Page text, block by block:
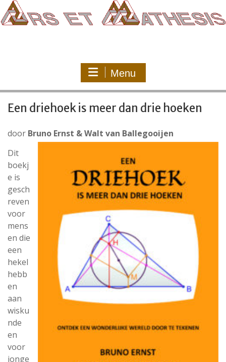
naar
de
Menu
Een driehoek is meer dan drie hoeken
door Bruno Ernst & Walt van Ballegooijen
Dit
boekj
e is
gesch
reven
voor
mens
en die
een
hekel
hebb
en
aan
wisku
nde
en
voor
jonge